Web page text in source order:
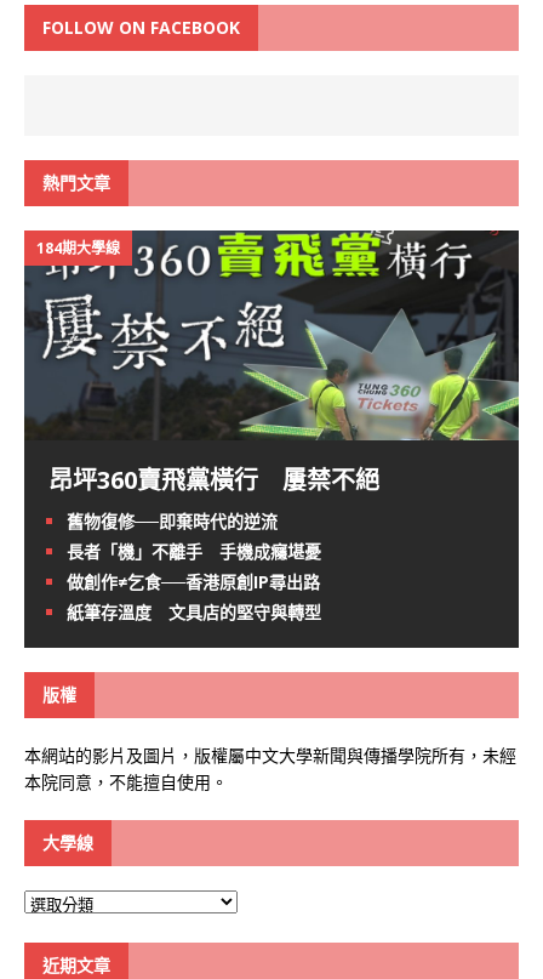
FOLLOW ON FACEBOOK
熱門文章
184期大學線
昂坪360賣飛黨橫行 屢禁不絕
舊物復修──即棄時代的逆流
長者「機」不離手 手機成癮堪憂
做創作≠乞食──香港原創IP尋出路
紙筆存溫度 文具店的堅守與轉型
版權
本網站的影片及圖片，版權屬中文大學新聞與傳播學院所有，未經
本院同意，不能擅自使用。
大學線
大
近期文章